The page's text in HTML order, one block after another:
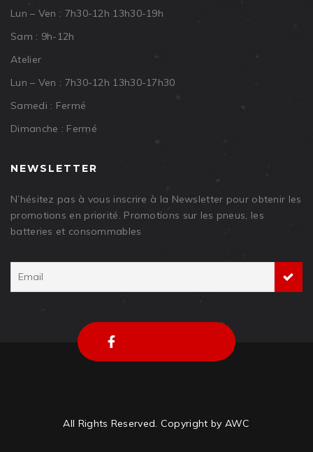
Lun – Ven : 7h30-12h 13h30-19h
Sam : 9h-12h
Atelier
Lun – Ven : 7h30-12h 13h30-17h30
Samedi : Fermé
Dimanche : Fermé
NEWSLETTER
N’hésitez pas à vous inscrire à la Newsletter pour obtenir les
promotions en priorité. Promotions sur les pneus, les
batteries et consommables
All Rights Reserved. Copyright by AWC